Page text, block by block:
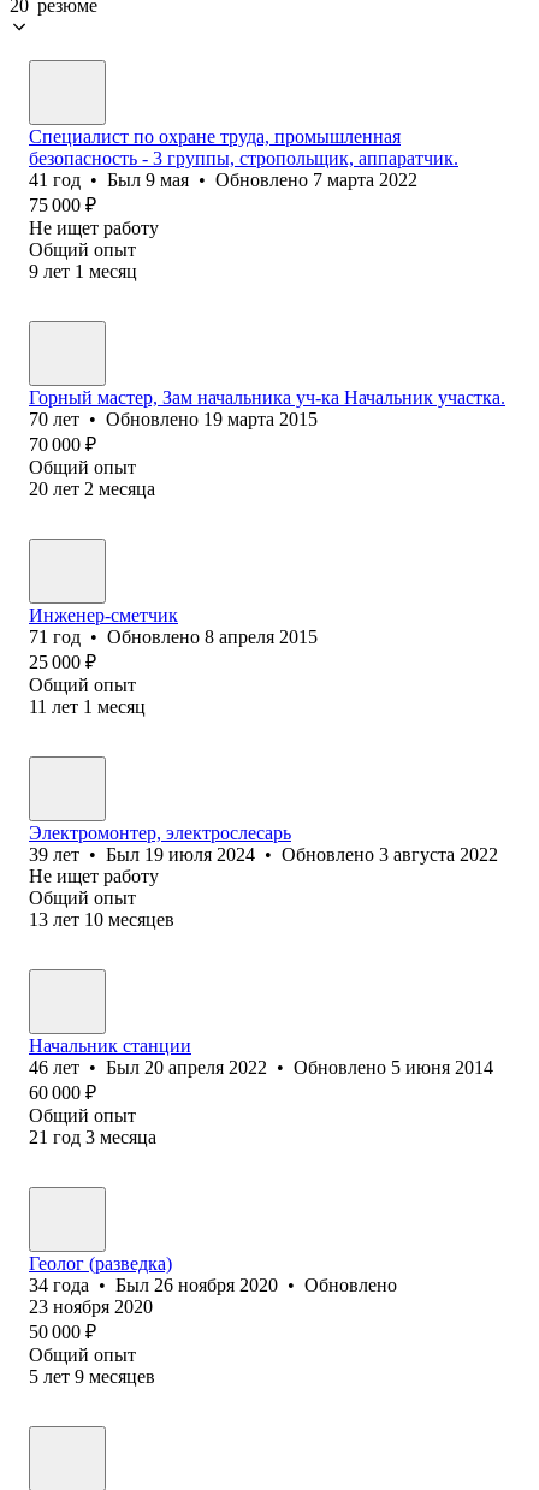
20 резюме
Специалист по охране труда, промышленная
безопасность - 3 группы, стропольщик, аппаратчик.
41 год • Был 9 мая • Обновлено 7 марта 2022
75 000 ₽
Не ищет работу
Общий опыт
9 лет 1 месяц
Горный мастер, Зам начальника уч-ка Начальник участка.
70 лет • Обновлено 19 марта 2015
70 000 ₽
Общий опыт
20 лет 2 месяца
Инженер-сметчик
71 год • Обновлено 8 апреля 2015
25 000 ₽
Общий опыт
11 лет 1 месяц
Электромонтер, электрослесарь
39 лет • Был 19 июля 2024 • Обновлено 3 августа 2022
Не ищет работу
Общий опыт
13 лет 10 месяцев
Начальник станции
46 лет • Был 20 апреля 2022 • Обновлено 5 июня 2014
60 000 ₽
Общий опыт
21 год 3 месяца
Геолог (разведка)
34 года • Был 26 ноября 2020 • Обновлено
23 ноября 2020
50 000 ₽
Общий опыт
5 лет 9 месяцев